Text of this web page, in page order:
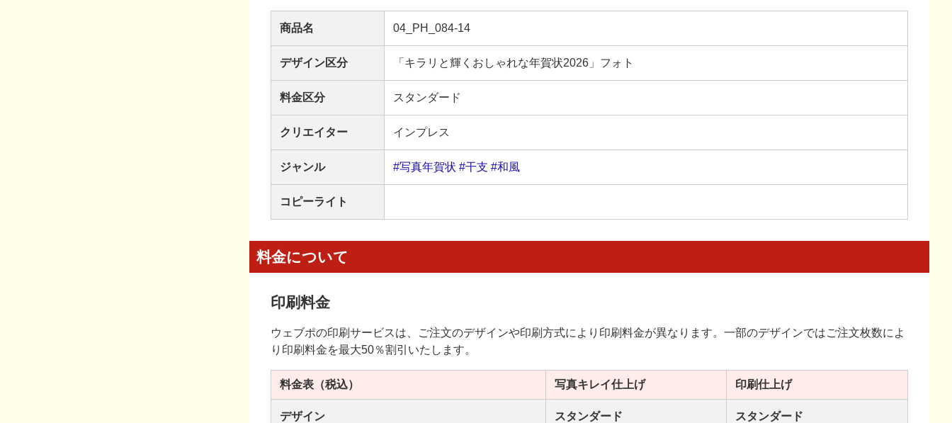
商品名 04_PH_084-14
デザイン区分 「キラリと輝くおしゃれな年賀状2026」フォト
料金区分 スタンダード
クリエイター インプレス
ジャンル #写真年賀状 #干支 #和風
コピーライト
料金について
印刷料金
ウェブポの印刷サービスは、ご注文のデザインや印刷方式により印刷料金が異なります。一部のデザインではご注文枚数によ
り印刷料金を最大50％割引いたします。
料金表 （税込） 写真キレイ仕上げ 印刷仕上げ
デザイン スタンダード スタンダード